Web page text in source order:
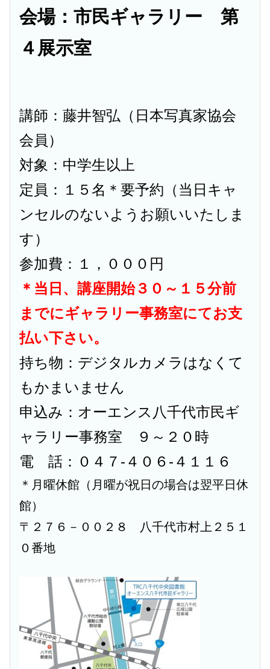
会場：市民ギャラリー 第
４展示室
講師：藤井智弘（日本写真家協会
会員）
対象：中学生以上
定員：１５名＊要予約（当日キャ
ンセルのないようお願いいたしま
す）
参加費：１，０００円
＊当日、講座開始３０～１５分前
までにギャラリー事務室にてお支
払い下さい。
持ち物：デジタルカメラはなくて
もかまいません
申込み：オーエンス八千代市民ギ
ャラリー事務室 ９～２０時
電 話：０４７-４０６-４１１６
＊月曜休館（月曜が祝日の場合は翌平日休
館）
〒２７６－００２８ 八千代市村上２５１
０番地